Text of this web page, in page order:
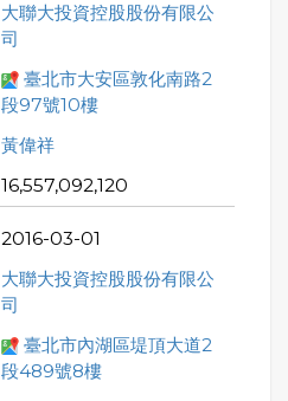
大聯大投資控股股份有限公
司
臺北市大安區敦化南路2
段97號10樓
黃偉祥
16,557,092,120
2016-03-01
大聯大投資控股股份有限公
司
臺北市內湖區堤頂大道2
段489號8樓